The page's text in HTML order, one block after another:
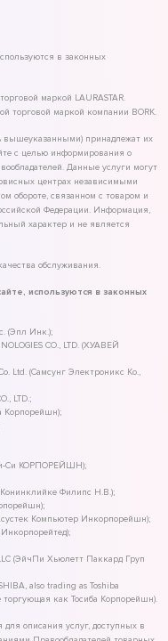
в законных
маркой LAURASTAR.
торговой маркой компании BORK.
вышеуказанными) принадлежат их
с целью информирования о
Данные услуги могут
центрах независимыми
обороте, связанном с товаром и
Федерации. Информация,
характер и не является
обслуживания.
используются в законных
(Эпл Инк.);
CO., LTD. (ХУАВЕЙ
Ltd. (Самсунг Электроникс Ко.,
LTD.;
Корпорейшн);
Ти-Си КОРПОРЕЙШН);
Филипс Н.В.);
Компьютер Инкорпорейшн);
(ЭйчПи Хьюлетт Паккард Груп
also trading as Toshiba
как Тосиба Корпорейшн).
описания услуг, доступных в